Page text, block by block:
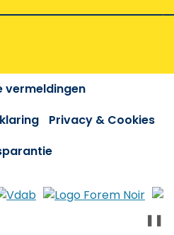
vermeldingen
Privacy & Cookies
❚❚